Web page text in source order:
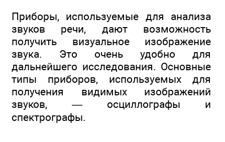
Приборы, используемые для анализа
звуков речи, дают возможность
получить визуальное изображение
звука. Это очень удобно для
дальнейшего исследования. Основные
типы приборов, используемых для
получения видимых изображений
звуков, — осциллографы и
спектрографы.